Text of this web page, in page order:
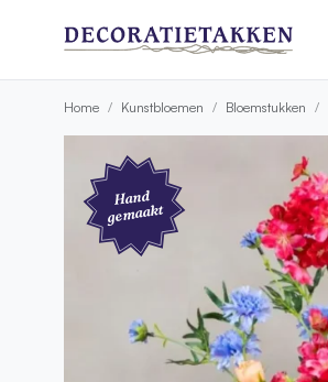
Home Kunstbloemen Bloemstukken
Hand
gemaakt